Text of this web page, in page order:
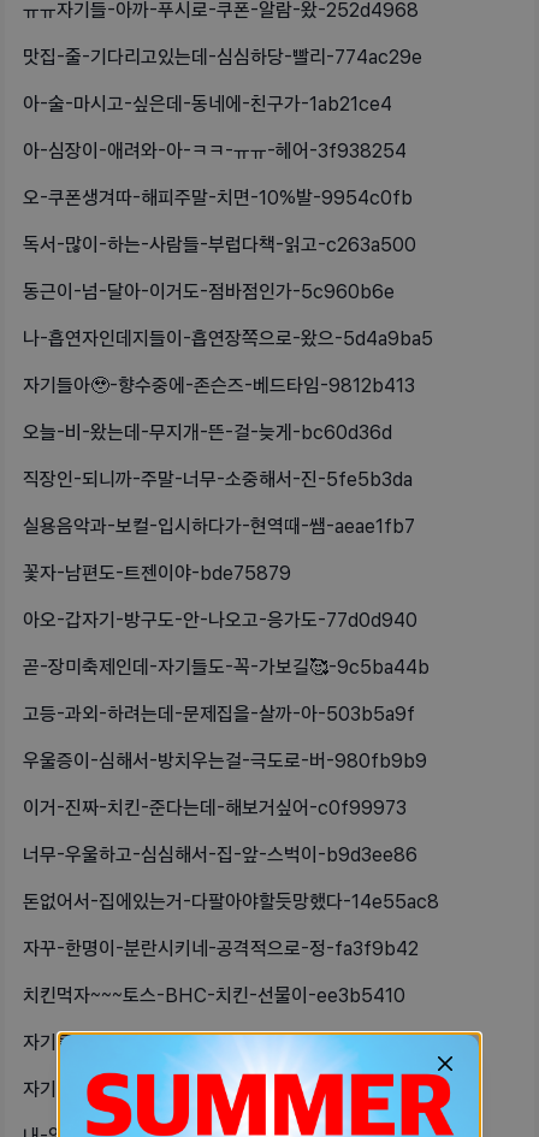
ㅠㅠ자기들-아까-푸시로-쿠폰-알람-왔-252d4968
맛집-줄-기다리고있는데-심심하당-빨리-774ac29e
아-술-마시고-싶은데-동네에-친구가-1ab21ce4
아-심장이-애려와-아-ㅋㅋ-ㅠㅠ-헤어-3f938254
오-쿠폰생겨따-해피주말-치면-10%발-9954c0fb
독서-많이-하는-사람들-부럽다책-읽고-c263a500
동근이-넘-달아-이거도-점바점인가-5c960b6e
나-흡연자인데지들이-흡연장쪽으로-왔으-5d4a9ba5
자기들아🥹-향수중에-존슨즈-베드타임-9812b413
오늘-비-왔는데-무지개-뜬-걸-늦게-bc60d36d
직장인-되니까-주말-너무-소중해서-진-5fe5b3da
실용음악과-보컬-입시하다가-현역때-쌤-aeae1fb7
꽃자-남편도-트젠이야-bde75879
아오-갑자기-방구도-안-나오고-응가도-77d0d940
곧-장미축제인데-자기들도-꼭-가보길🥰-9c5ba44b
고등-과외-하려는데-문제집을-살까-아-503b5a9f
우울증이-심해서-방치우는걸-극도로-버-980fb9b9
이거-진짜-치킨-준다는데-해보거싶어-c0f99973
너무-우울하고-심심해서-집-앞-스벅이-b9d3ee86
돈없어서-집에있는거-다팔아야할듯망했다-14e55ac8
자꾸-한명이-분란시키네-공격적으로-정-fa3f9b42
치킨먹자~~~토스-BHC-치킨-선물이-ee3b5410
자기들-오늘-시원하다잉-cd71e554
자기방에-왜이리-정치이야기-정치질-하-d16b12c